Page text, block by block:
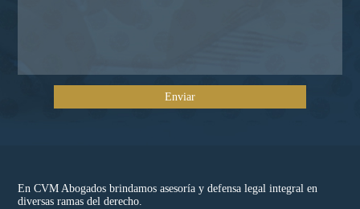
En CVM Abogados brindamos asesoría y defensa legal integral en
diversas ramas del derecho.